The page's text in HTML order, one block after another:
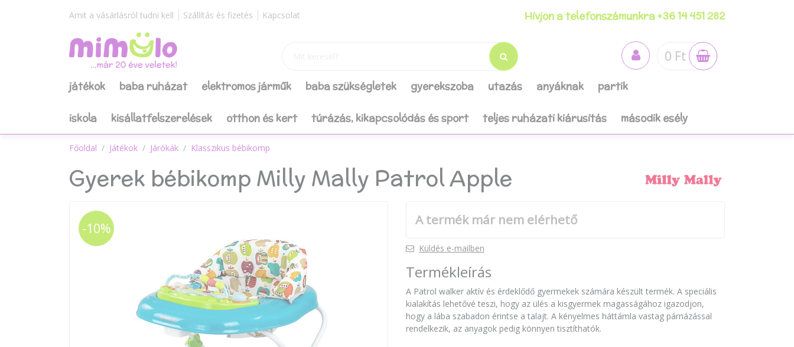
Amit a vásárlásról tudni kell Szállítás és fizetés Kapcsolat Hívjon a telefonszámunkra +36 14 451 282
0 Ft
játékok baba ruházat elektromos járműk baba szükségletek gyerekszoba utazás anyáknak partik
iskola kisállatfelszerelések otthon és kert túrázás, kikapcsolódás és sport teljes ruházati kiárusítás második esély
Főoldal Játékok Járókák Klasszikus bébikomp
Gyerek bébikomp Milly Mally Patrol Apple
-10%
A termék már nem elérhető
Küldés e-mailben
Termékleírás
A Patrol walker aktív és érdeklődő gyermekek számára készült termék. A speciális
kialakítás lehetővé teszi, hogy az ülés a kisgyermek magasságához igazodjon,
hogy a lába szabadon érintse a talajt. A kényelmes háttámla vastag párnázással
rendelkezik, az anyagok pedig könnyen tisztíthatók.